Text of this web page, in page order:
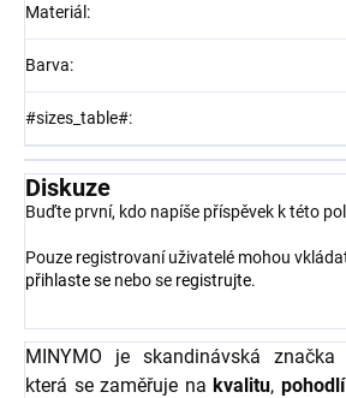
Materiál :
Barva:
#sizes_table#:
Diskuze
Buďte první, kdo napíše příspěvek k této
Pouze registrovaní uživatelé mohou
přihlaste se nebo se registrujte.
MINYMO je skandinávská značka
která se zaměřuje nakvalitu, pohodlí